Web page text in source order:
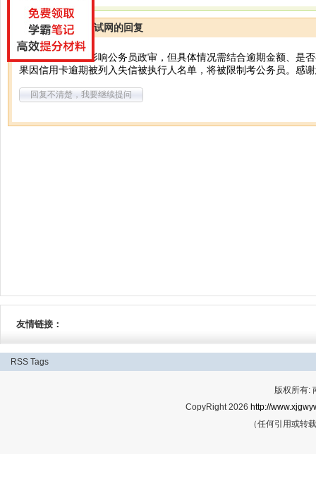
新疆公务员考试网的回复
你好，一般不会影响公务员政审，但具体情况需结合逾期金额、是
果因信用卡逾期被列入失信被执行人名单，将被限制考公务员。感
回复不清楚，我要继续提问
友情链接：
RSS Tags
版权所有:
CopyRight 2026 http://
（任何引用或转